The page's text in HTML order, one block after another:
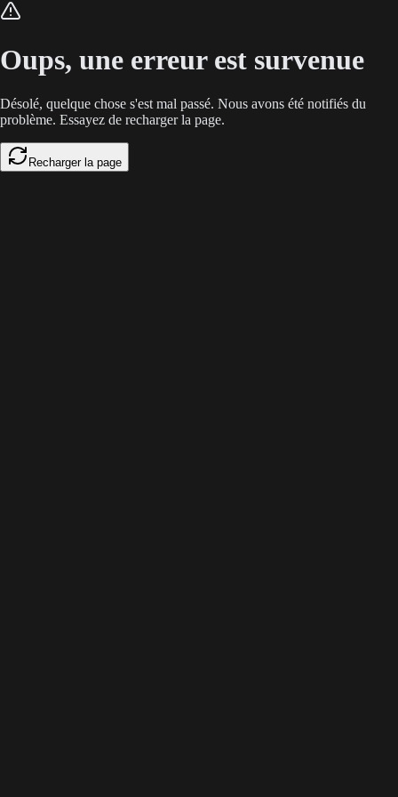
Avec la fin des cookies tiers et la montée des bloqueurs de publicité,
Oups, une erreur est survenue
Désolé, quelque chose s'est mal passé. Nous avons été notifiés du
problème. Essayez de recharger la page.
Recharger la page